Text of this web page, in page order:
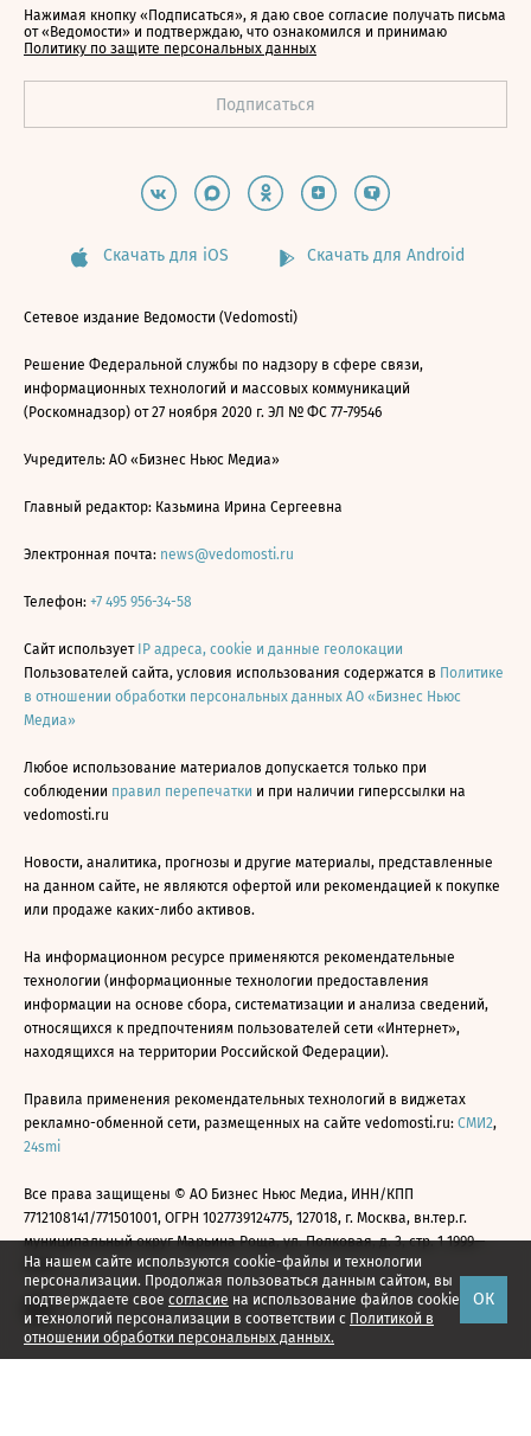
На нашем сайте используются cookie-файлы и технологии
персонализации. Продолжая пользоваться данным сайтом, вы
подтверждаете свое согласие на использование файлов cookie
и технологий персонализации в соответствии с Политикой в
отношении обработки персональных данных.
ОК
Нажимая кнопку «Подписаться», я даю свое согласие получать письма
от «Ведомости» и подтверждаю, что ознакомился и принимаю
Политику по защите персональных данных
Скачать для iOS Скачать для Android
Сетевое издание Ведомости (Vedomosti)
Решение Федеральной службы по надзору в сфере связи,
информационных технологий и массовых коммуникаций
(Роскомнадзор) от 27 ноября 2020 г. ЭЛ № ФС 77-79546
Учредитель: АО «Бизнес Ньюс Медиа»
Главный редактор: Казьмина Ирина Сергеевна
Электронная почта: news@vedomosti.ru
Телефон: +7 495 956-34-58
Сайт использует IP адреса, cookie и данные геолокации
Пользователей сайта, условия использования содержатся в Политике
в отношении обработки персональных данных АО «Бизнес Ньюс
Медиа»
Любое использование материалов допускается только при
соблюдении правил перепечатки и при наличии гиперссылки на
vedomosti.ru
Новости, аналитика, прогнозы и другие материалы, представленные
на данном сайте, не являются офертой или рекомендацией к покупке
или продаже каких-либо активов.
На информационном ресурсе применяются рекомендательные
технологии (информационные технологии предоставления
информации на основе сбора, систематизации и анализа сведений,
относящихся к предпочтениям пользователей сети «Интернет»,
находящихся на территории Российской Федерации).
Правила применения рекомендательных технологий в виджетах
рекламно-обменной сети, размещенных на сайте vedomosti.ru: СМИ2,
24smi
Все права защищены © АО Бизнес Ньюс Медиа, ИНН/КПП
7712108141/771501001, ОГРН 1027739124775, 127018, г. Москва, вн.тер.г.
муниципальный округ Марьина Роща, ул. Полковая, д. 3, стр. 1 1999—
2026